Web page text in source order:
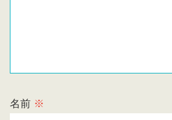
名前 ※